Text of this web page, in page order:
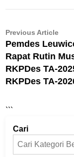
Navigasi
pos
Previous Article
Pemdes
Rapat Rutin
RKPDes TA-
RKPDes TA-
```
Cari